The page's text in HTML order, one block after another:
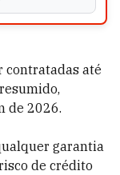
contratadas até
de 2026.
garantia
de crédito